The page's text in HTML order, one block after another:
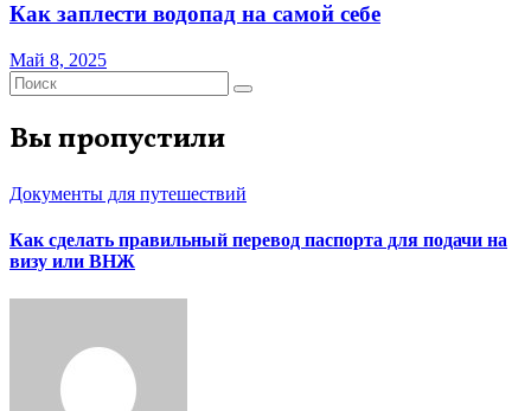
Как заплести водопад на самой себе
Май 8, 2025
Вы пропустили
Документы для путешествий
Как сделать правильный перевод паспорта для подачи на
визу или ВНЖ